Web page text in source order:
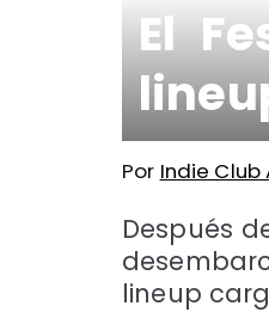
El
Por Indie
Después
lineup